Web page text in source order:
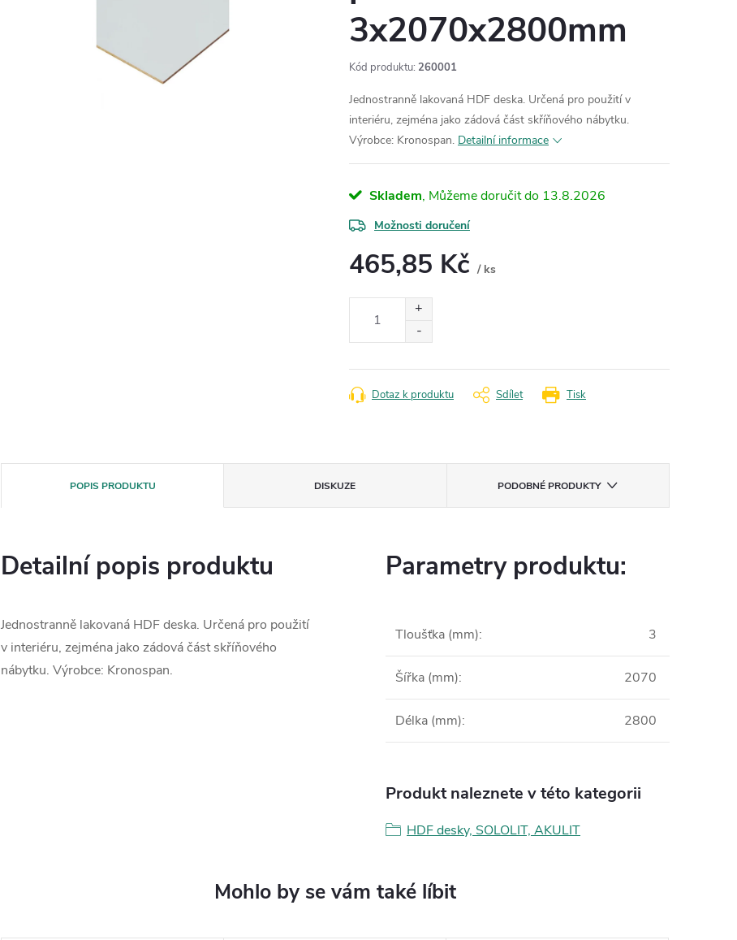
3x2070x2800mm
Kód produktu: 260001
Jednostranně lakovaná HDF deska. Určená pro použití v
interiéru, zejména jako zádová část skříňového nábytku.
Výrobce: Kronospan. Detailní informace
Skladem 13.8.2026
Možnosti doručení
465,85 Kč / ks
Tisk
Dotaz k produktu Sdílet
POPIS PRODUKTU DISKUZE PODOBNÉ PRODUKTY
Detailní popis produktu
Jednostranně lakovaná HDF deska. Určená pro použití
v interiéru, zejména jako zádová část skříňového
nábytku. Výrobce: Kronospan.
Parametry produktu:
Tloušťka (mm): 3
Šířka (mm): 2070
Délka (mm): 2800
Produkt naleznete v této kategorii
HDF desky, SOLOLIT, AKULIT